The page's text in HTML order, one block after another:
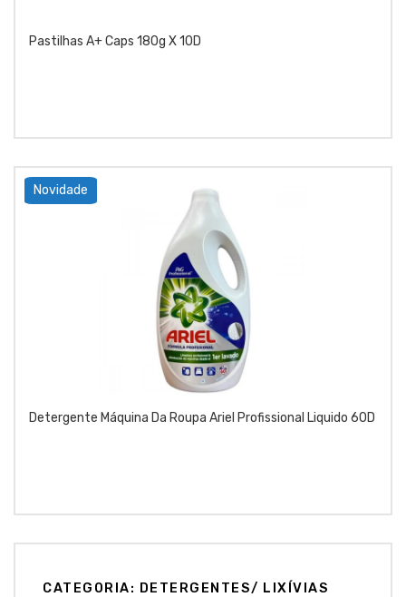
Pastilhas A+ Caps 180g X 10D
Novidade
Detergente Máquina Da Roupa Ariel Profissional Liquido 60D
CATEGORIA: DETERGENTES/ LIXÍVIAS